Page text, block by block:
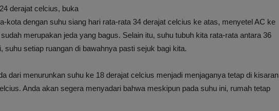
derajat celcius, buka
kota dengan suhu siang hari rata-rata 34 derajat celcius ke atas, menyetel AC ke
merupakan jeda yang bagus. Selain itu, suhu tubuh kita rata-rata antara 36
suhu setiap ruangan di bawahnya pasti sejuk bagi kita.
dari menurunkan suhu ke 18 derajat celcius menjadi menjaganya tetap di kisaran
Anda akan segera menyadari bahwa meskipun pada suhu ini, rumah tetap